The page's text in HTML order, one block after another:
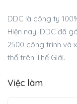
DDC là công ty
Hiện nay, DDC đã
2500 công trình và
thổ trên Thế Giới.
Việc làm